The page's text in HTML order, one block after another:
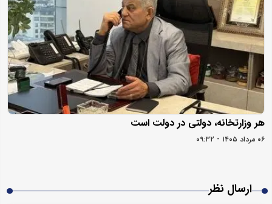
هر وزارتخانه، دولتی در دولت است
۰۶ مرداد ۱۴۰۵ - ۰۹:۳۲
ارسال نظر